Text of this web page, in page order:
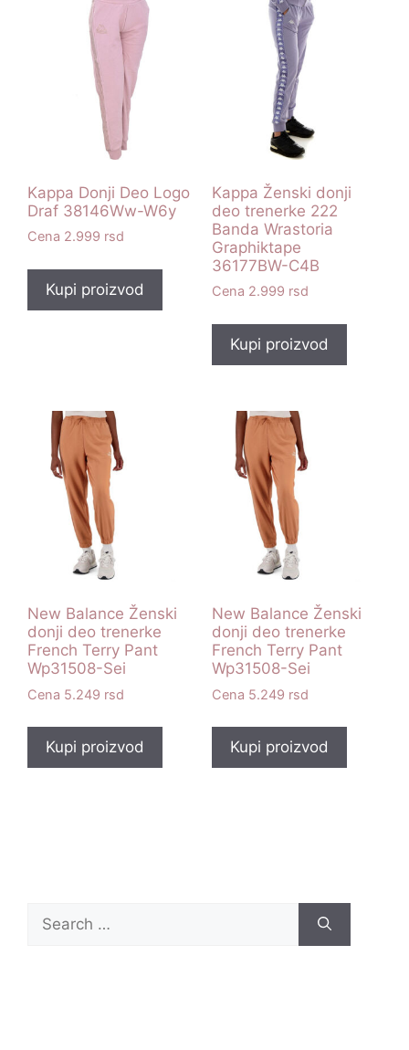
Kappa Donji Deo Logo
Draf 38146Ww-W6y
2.999 rsd
Kupi proizvod
Kappa Ženski donji
deo trenerke 222
Banda Wrastoria
Graphiktape
36177BW-C4B
2.999 rsd
Kupi proizvod
New Balance Ženski
donji deo trenerke
French Terry Pant
Wp31508-Sei
5.249 rsd
Kupi proizvod
New Balance Ženski
donji deo trenerke
French Terry Pant
Wp31508-Sei
5.249 rsd
Kupi proizvod